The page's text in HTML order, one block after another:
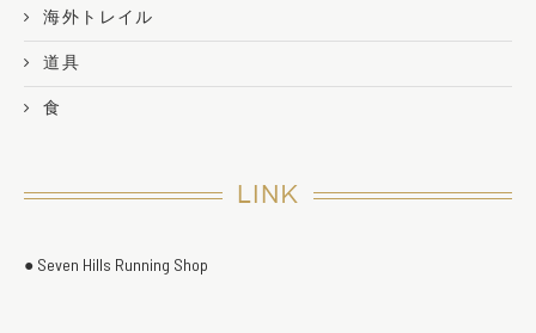
海外トレイル
道具
食
LINK
● Seven Hills Running Shop